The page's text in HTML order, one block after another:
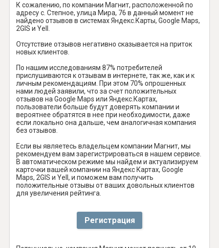
К сожалению, по компании Магнит, расположенной по
адресу с. Степное, улица Мира, 76 в данный момент не
найдено отзывов в системах Яндекс.Карты, Google Maps,
2GIS и Yell.
Отсутствие отзывов негативно сказывается на приток
новых клиентов.
По нашим исследованиям 87% потребителей
прислушиваются к отзывам в интернете, так же, как и к
личным рекомендациям. При этом 70% опрошенных
нами людей заявили, что за счет положительных
отзывов на Google Maps или Яндекс.Картах,
пользователи больше будут доверять компании и
вероятнее обратятся в нее при необходимости, даже
если локально она дальше, чем аналогичная компания
без отзывов.
Если вы являетесь владельцем компании Магнит, мы
рекомендуем вам зарегистрироваться в нашем сервисе.
В автоматическом режиме мы найдем и актуализируем
карточки вашей компании на Яндекс Картах, Google
Maps, 2GIS и Yell, и поможем вам получить
положительные отзывы от ваших довольных клиентов
для увеличения рейтинга.
Регистрация